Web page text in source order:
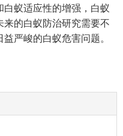
蚁适应性的增强，白蚁
的白蚁防治研究需要不
严峻的白蚁危害问题。